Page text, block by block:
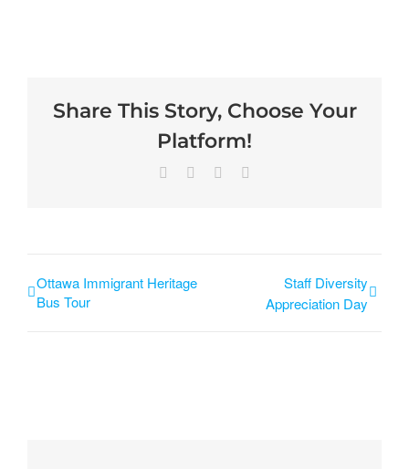
Share This Story, Choose Your
Platform!
Ottawa Immigrant Heritage
Bus Tour
Staff Diversity
Appreciation Day